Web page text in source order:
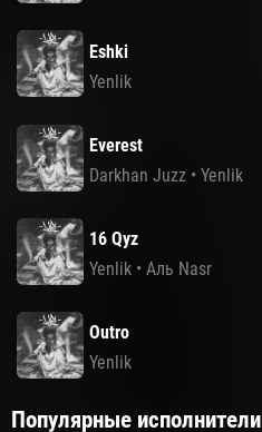
Eshki
Yenlik
Everest
Darkhan Juzz • Yenlik
16 Qyz
Yenlik • Аль Nasr
Outro
Yenlik
Популярные исполнители